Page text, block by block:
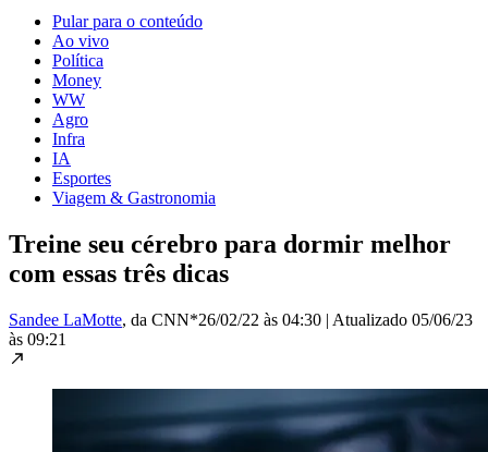
Pular para o conteúdo
Ao vivo
Política
Money
WW
Agro
Infra
IA
Esportes
Viagem & Gastronomia
Treine seu cérebro para dormir melhor
com essas três dicas
Sandee LaMotte, da CNN*26/02/22 às 04:30 | Atualizado 05/06/23
às 09:21